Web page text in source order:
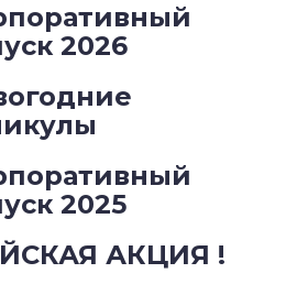
2026
2025
АКЦИЯ !